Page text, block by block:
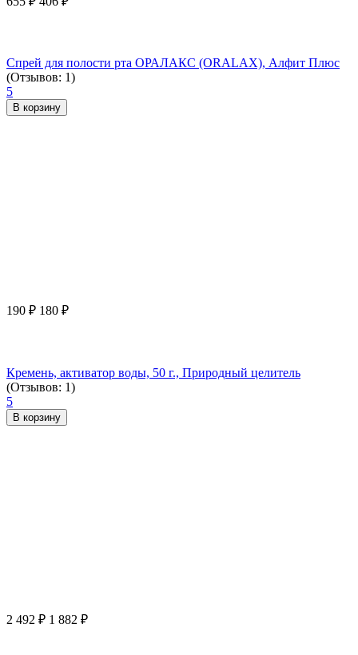
Спрей для полости рта ОРАЛАКС (ORALAX), Алфит Плюс
(Отзывов: 1)
5
В корзину
190 ₽ 180 ₽
Кремень, активатор воды, 50 г., Природный целитель
(Отзывов: 1)
5
В корзину
2 492 ₽ 1 882 ₽